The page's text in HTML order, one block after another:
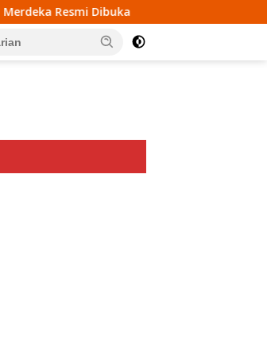
Korban Meningkat, Polri